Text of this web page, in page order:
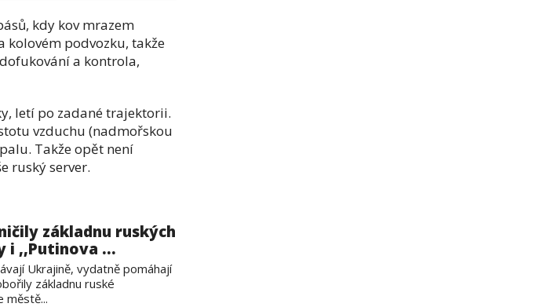
kdy kov mrazem
kolovém podvozku, takže
a kontrola,
letí po zadané trajektorii.
vzduchu (nadmořskou
Takže opět není
ruský server.
základnu ruských
i ,,Putinova ...
Ukrajině, vydatně pomáhají
základnu ruské
městě...